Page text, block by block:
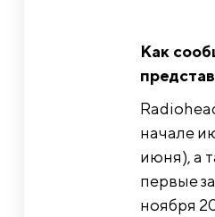
Как
начале
июня), а
первые
ноября